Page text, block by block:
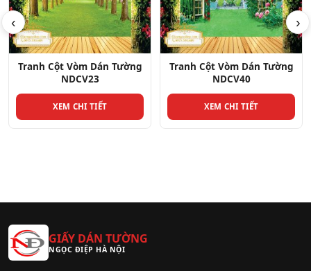
‹
Tranh Cột Vòm Dán Tường
NDCV40
XEM CHI TIẾT
Tranh Cột Vòm Dán Tường
NDCV34
XEM CHI TIẾT
›
GIẤY DÁN TƯỜNG
NGỌC ĐIỆP HÀ NỘI